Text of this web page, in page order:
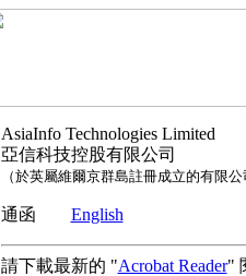
AsiaInfo Technologies Limited
亞信科技控股有限公司
（於英屬維爾京群島註冊成立的有限公
通函 English
請下載最新的 "Acrobat Reader"